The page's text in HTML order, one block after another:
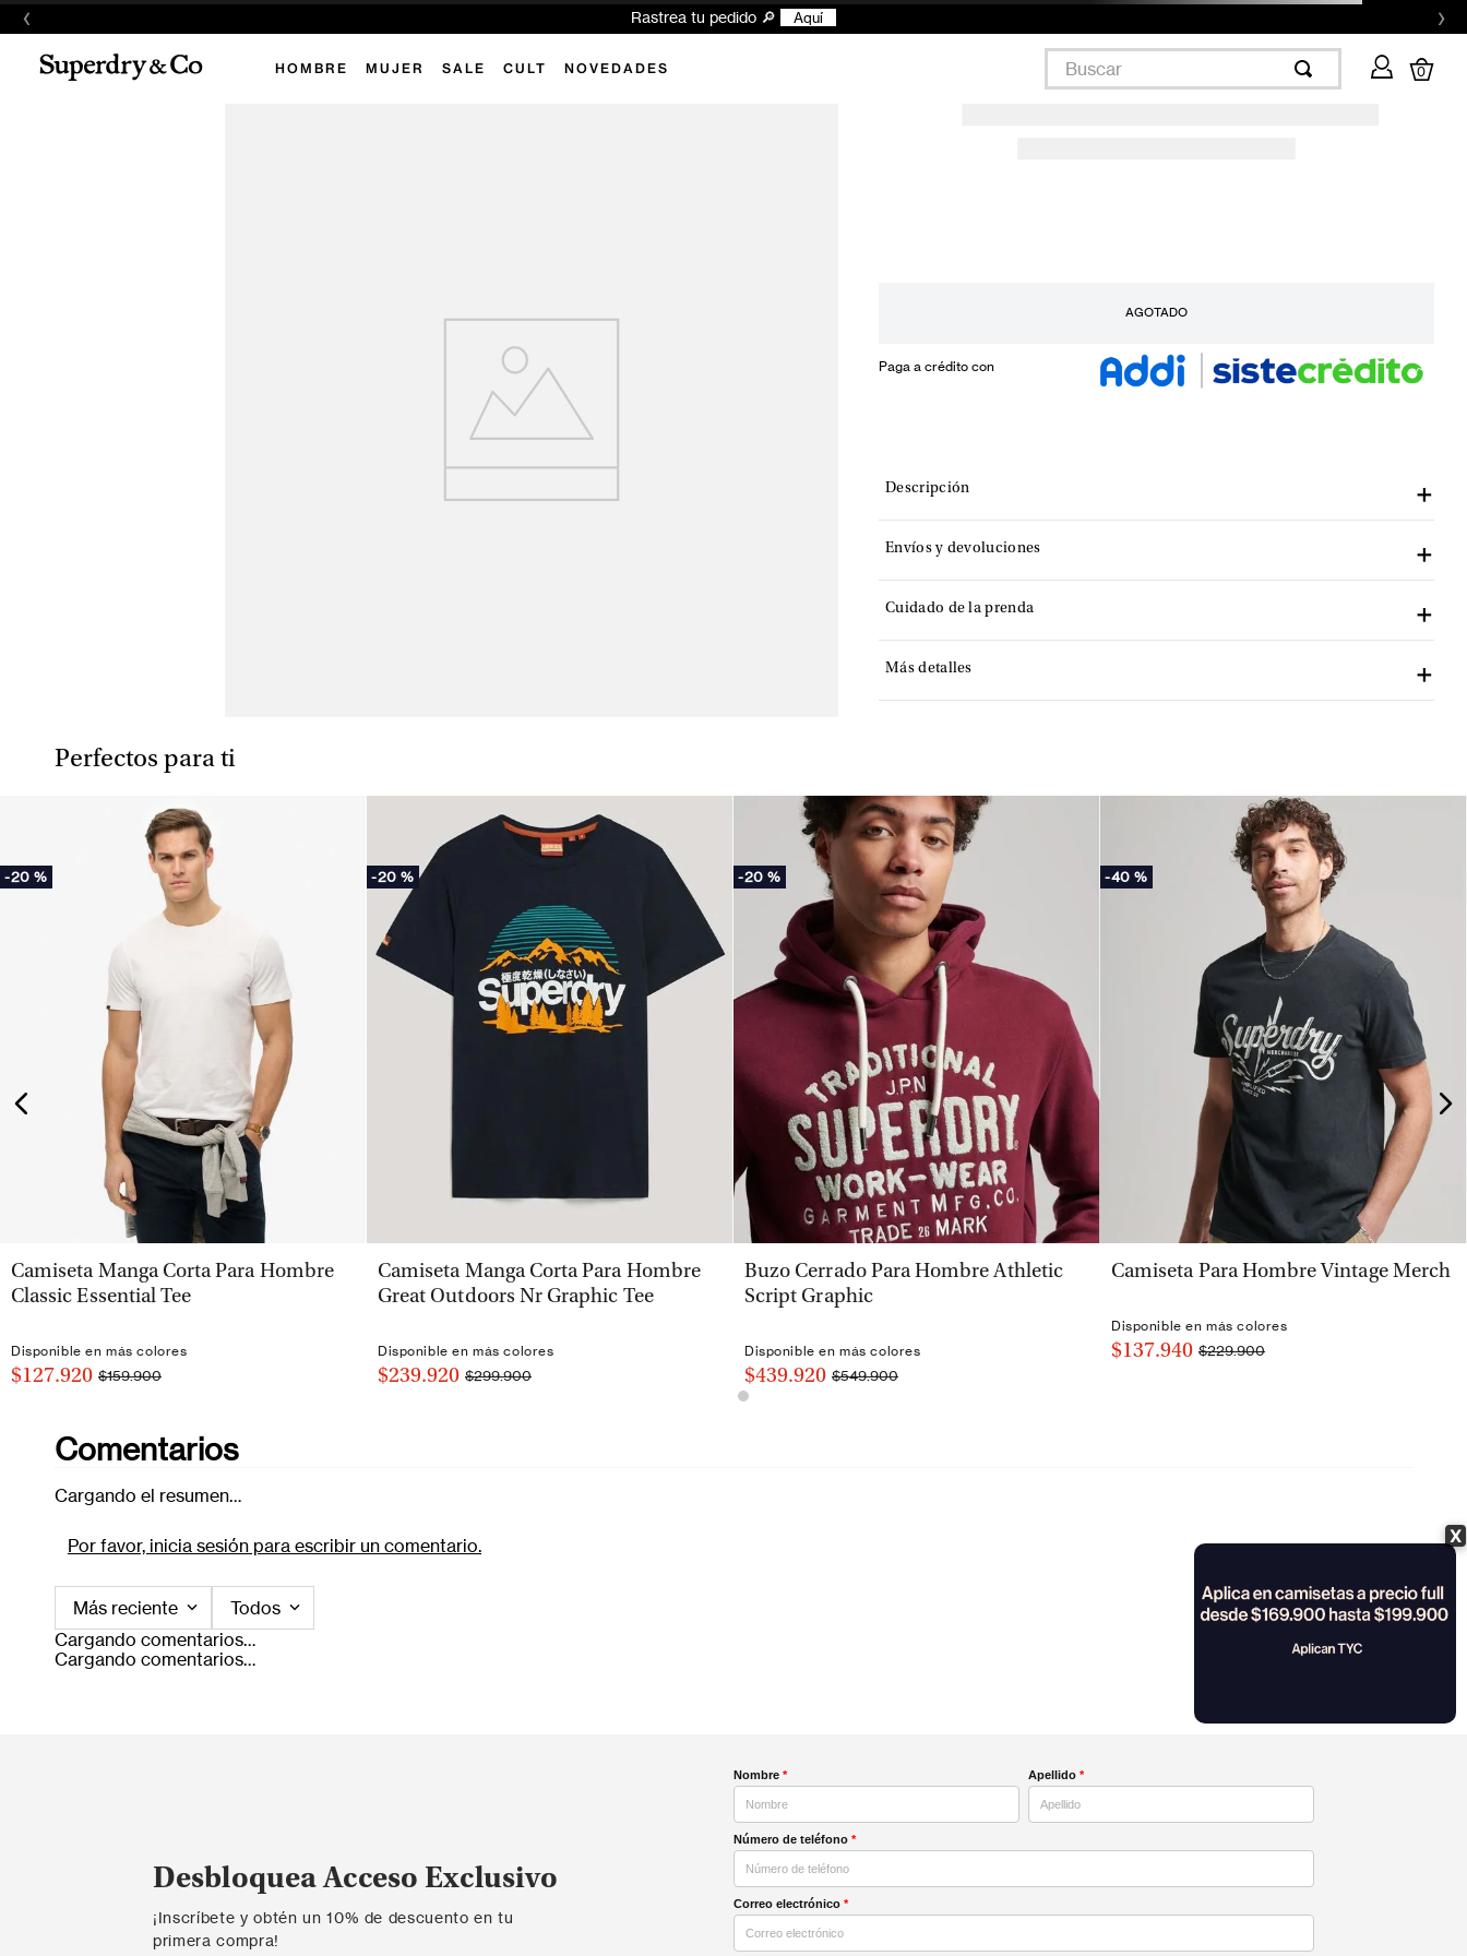
‹ Rastrea tu pedido 🔎 Aquí ›
HOMBRE MUJER SALE CULT NOVEDADES
Buscar
0
X
AGOTADO
Paga a crédito con
Descripción
Envíos y devoluciones
Cuidado de la prenda
Más detalles
Perfectos para ti
-20 %
VISTA RÁPIDA
Camiseta Manga Corta Para Hombre
Classic Essential Tee
Disponible en más colores
$127.920 $159.900
-20 %
VISTA RÁPIDA
Camiseta Manga Corta Para Hombre
Great Outdoors Nr Graphic Tee
Disponible en más colores
$239.920 $299.900
-20 %
VISTA RÁPIDA
Buzo Cerrado Para Hombre Athletic
Script Graphic
Disponible en más colores
$439.920 $549.900
-40 %
VISTA RÁPIDA
Camiseta Para Hombre Vintage Merch
Disponible en más colores
$137.940 $229.900
Comentarios
Cargando el resumen…
Por favor, inicia sesión para escribir un comentario.
Más reciente
Todos
Cargando comentarios…
Cargando comentarios…
Desbloquea Acceso Exclusivo
¡Inscríbete y obtén un 10% de descuento en tu
primera compra!
Nombre * Apellido *
Número de teléfono *
Correo electrónico *